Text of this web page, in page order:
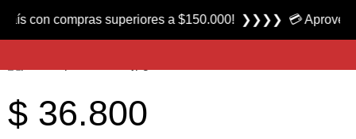
Producto nuevo
Caja 3701 marca Plano
$ 36.800
compras superiores a $150.000! ❯❯❯❯ 💳 Aprovecha